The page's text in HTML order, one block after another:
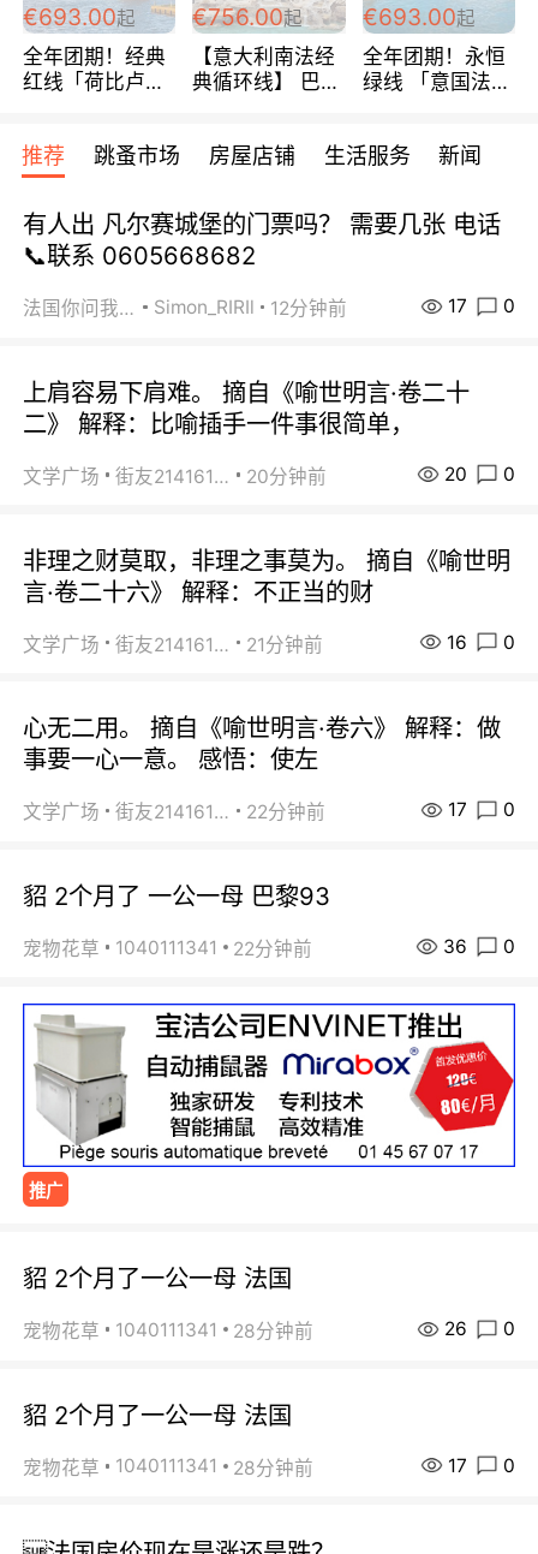
€693.00起
全年团期！经典
红线「荷比卢德
天！巴黎上下！
包拼房~
€756.00起
【意大利南法经
典循环线】 巴黎
宾馆 108欧/天起
€693.00起
全年团期！永恒
绿线 「意国法
欧/天起 ~包拼房
推荐 跳蚤市场 房屋店铺 生活服务 新闻
有人出 凡尔赛城堡的门票吗？ 需要几张 电话
📞联系 0605668682
法国你问我答 Simon_RIRIl 12分钟前 17 0
上肩容易下肩难。 摘自《喻世明言·卷二十
二》 解释：比喻插手一件事很简单，
文学广场 街友21416156 20分钟前 20 0
非理之财莫取，非理之事莫为。 摘自《喻世明
言·卷二十六》 解释：不正当的财
文学广场 街友21416156 21分钟前 16 0
心无二用。 摘自《喻世明言·卷六》 解释：做
事要一心一意。 感悟：使左
文学广场 街友21416156 22分钟前 17 0
貂 2个月了 一公一母 巴黎93
宠物花草 1040111341 22分钟前 36 0
推广
貂 2个月了一公一母 法国
宠物花草 1040111341 28分钟前 26 0
貂 2个月了一公一母 法国
宠物花草 1040111341 28分钟前 17 0